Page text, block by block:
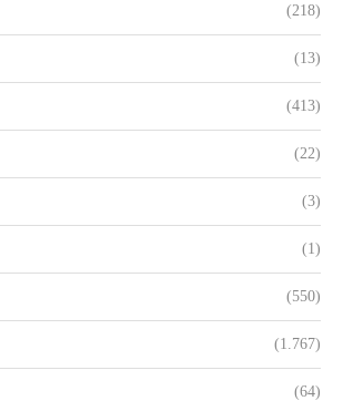
(218)
(13)
(413)
(22)
(3)
(1)
(550)
(1.767)
(64)